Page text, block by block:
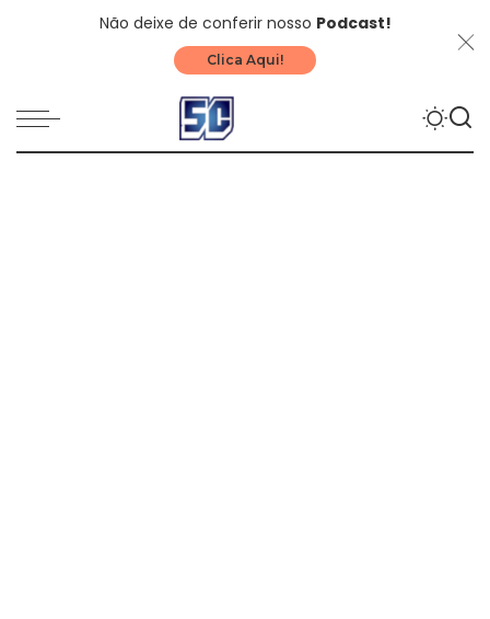
Não deixe de conferir nosso Podcast!
Clica Aqui!